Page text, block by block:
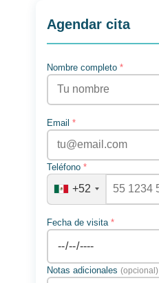
Agendar cita
Nombre completo *
Email *
Teléfono *
+52
Fecha de visita *
Notas adicionales (opcional)